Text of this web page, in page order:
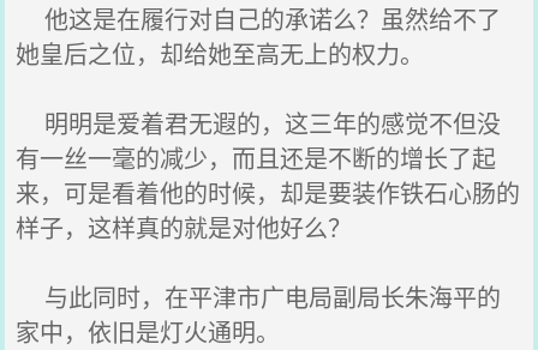
他这是在履行对自己的承诺么？虽然给不了
她皇后之位，却给她至高无上的权力。
明明是爱着君无遐的，这三年的感觉不但没
有一丝一毫的减少，而且还是不断的增长了起
来，可是看着他的时候，却是要装作铁石心肠的
样子，这样真的就是对他好么？
与此同时，在平津市广电局副局长朱海平的
家中，依旧是灯火通明。